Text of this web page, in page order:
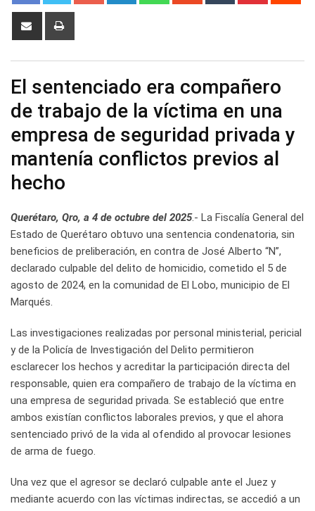
Share
El sentenciado era compañero
de trabajo de la víctima en una
empresa de seguridad privada y
mantenía conflictos previos al
hecho
Querétaro, Qro, a 4 de octubre del 2025.- La Fiscalía General del
Estado de Querétaro obtuvo una sentencia condenatoria, sin
beneficios de preliberación, en contra de José Alberto “N”,
declarado culpable del delito de homicidio, cometido el 5 de
agosto de 2024, en la comunidad de El Lobo, municipio de El
Marqués.
Las investigaciones realizadas por personal ministerial, pericial
y de la Policía de Investigación del Delito permitieron
esclarecer los hechos y acreditar la participación directa del
responsable, quien era compañero de trabajo de la víctima en
una empresa de seguridad privada. Se estableció que entre
ambos existían conflictos laborales previos, y que el ahora
sentenciado privó de la vida al ofendido al provocar lesiones
de arma de fuego.
Una vez que el agresor se declaró culpable ante el Juez y
mediante acuerdo con las víctimas indirectas, se accedió a un